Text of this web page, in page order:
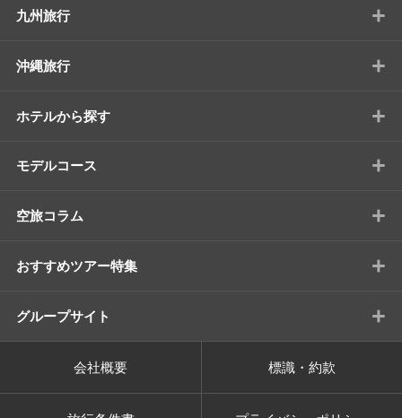
九州旅行 +
沖縄旅行 +
ホテルから探す +
モデルコース +
空旅コラム +
おすすめツアー特集 +
グループサイト +
会社概要 標識・約款